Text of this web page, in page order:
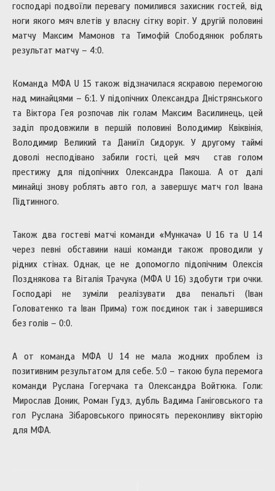
господарі подвоїли перевагу помилився захисник гостей, від
ноги якого мяч влетів у власну сітку воріт. У другій половині
матчу Максим Мамонов та Тимофій Слободянюк роблять
результат матчу – 4:0.
Команда МФА U 15 також відзначилася яскравою перемогою
над минайцями – 6:1. У підопічних Олександра Дністрянського
та Віктора Гея розпочав лік голам Максим Василинець, цей
заділ продовжили в першій половині Володимир Квіквінія,
Володимир Великий та Даниїл Сидорук. У другому таймі
доволі несподівано забили гості, цей мяч став голом
престижу для підопічних Олександра Пакоша. А от далі
минайці знову роблять авто гол, а завершує матч гол Івана
Підтинного.
Також два гостеві матчі команди «Мункача» U 16 та U 14
через певні обставини наші команди також проводили у
рідних стінах. Однак, це не допомогло підопічним Олексія
Позднякова та Віталія Трачука (МФА U 16) здобути три очки.
Господарі не зуміли реалізувати два пенальті (Іван
Головатенко та Іван Прима) тож поєдинок так і завершився
без голів – 0:0.
А от команда МФА U 14 не мала жодних проблем із
позитивним результатом для себе. 5:0 – такою була перемога
команди Руслана Гогерчака та Олександра Войтюка. Голи:
Мирослав Доник, Роман Гудз, дубль Вадима Ганіговського та
гол Руслана Зібаровського приносять переконливу вікторію
для МФА.